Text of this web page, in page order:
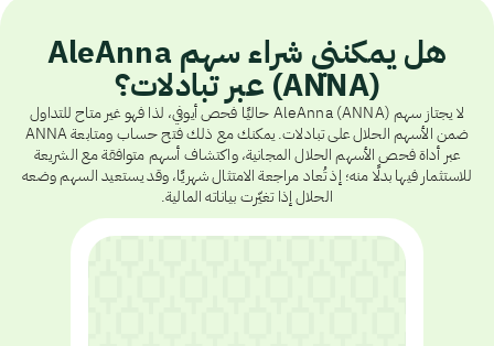
هل يمكنني شراء سهم AleAnna
(ANNA) عبر تبادلات؟
لا يجتاز سهم AleAnna (ANNA) حاليًا فحص أيوفي، لذا فهو غير متاح للتداول
ضمن الأسهم الحلال على تبادلات. يمكنك مع ذلك فتح حساب ومتابعة ANNA
عبر أداة فحص الأسهم الحلال المجانية، واكتشاف أسهم متوافقة مع الشريعة
للاستثمار فيها بدلًا منه؛ إذ تُعاد مراجعة الامتثال شهريًا، وقد يستعيد السهم وضعه
الحلال إذا تغيّرت بياناته المالية.